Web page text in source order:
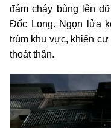
đám cháy bùng lên
Đốc Long. Ngọn lửa
trùm khu vực, khiến
thoát thân.